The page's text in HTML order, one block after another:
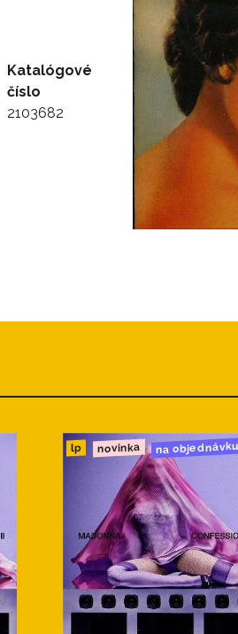
Katalógové
číslo
2103682
lp novinka na objednávku